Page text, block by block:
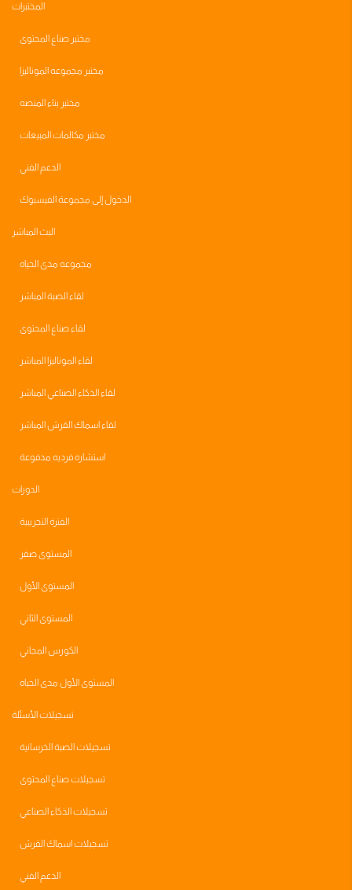
المختبرات
مختبر صناع المحتوى
مختبر مجموعه الموناليزا
مختبر بناء المنصه
مختبر مكالمات المبيعات
الدعم الفني
الدخول إلى مجموعة الفيسبوك
البث المباشر
مجموعه مدى الحياه
لقاء الصبة المباشر
لقاء صناع المحتوى
لقاء الموناليزا المباشر
لقاء الذكاء الصناعي المباشر
لقاء اسماك القرش المباشر
استشاره فرديه مدفوعة
الدورات
الفترة التجريبية
المستوى صفر
المستوى الأول
المستوى الثاني
الكورس المجاني
المستوى الأول مدى الحياه
تسجيلات الأسئلة
تسجيلات الصبة الخرسانية
تسجيلات صناع المحتوى
تسجيلات الذكاء الصناعي
تسجيلات اسماك القرش
الدعم الفني